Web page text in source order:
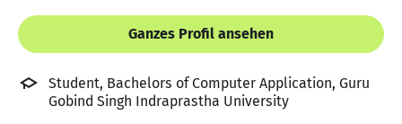
Ganzes Profil ansehen
Student, Bachelors of Computer Application, Guru
Gobind Singh Indraprastha University